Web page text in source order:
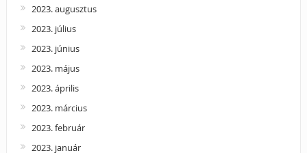
2023. augusztus
2023. július
2023. június
2023. május
2023. április
2023. március
2023. február
2023. január